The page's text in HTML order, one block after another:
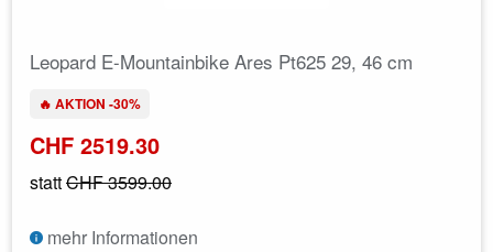
Leopard E-Mountainbike Ares Pt625 29, 46 cm
🔥 AKTION -30%
CHF 2519.30
stattCHF 3599.00
mehr Informationen